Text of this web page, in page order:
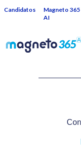
Candidatos
Magneto 365
AI